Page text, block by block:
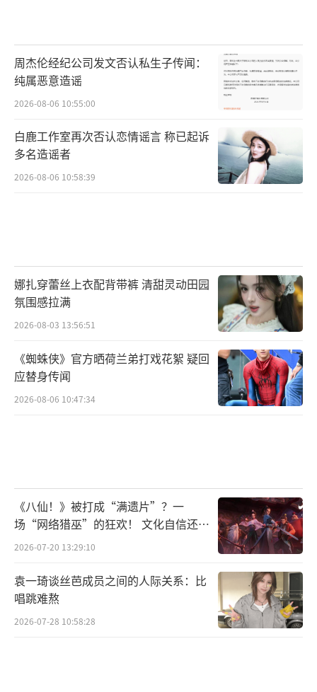
周杰伦经纪公司发文否认私生子传闻：
纯属恶意造谣
2026-08-06 10:55:00
白鹿工作室再次否认恋情谣言 称已起诉
多名造谣者
2026-08-06 10:58:39
娜扎穿蕾丝上衣配背带裤 清甜灵动田园
氛围感拉满
2026-08-03 13:56:51
《蜘蛛侠》官方晒荷兰弟打戏花絮 疑回
应替身传闻
2026-08-06 10:47:34
《八仙！》被打成“满遗片”？一
场“网络猎巫”的狂欢！ 文化自信还是
焦虑？
2026-07-20 13:29:10
袁一琦谈丝芭成员之间的人际关系：比
唱跳难熬
2026-07-28 10:58:28